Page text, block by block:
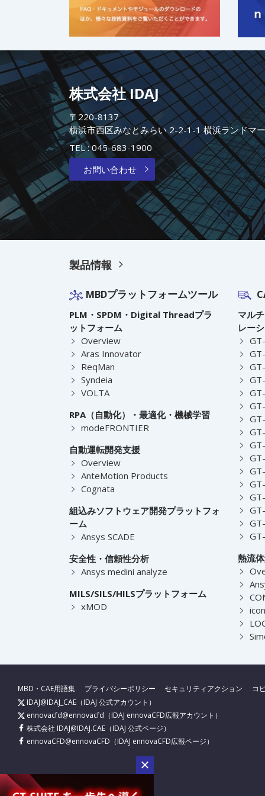
株式会社 IDAJ
〒220-8137
横浜市西区みなとみらい 2-2-1-1 横浜ランドマ
TEL :045-683-1900
お問い合わせ
製品情報
MBDプラットフォームツール
PLM・SPDM・Digital Threadプラ
ットフォーム
Overview
Aras Innovator
ReqMan
Syndeia
VOLTA
RPA（自動化）・最適化・機械学習
modeFRONTIER
自動運転開発支援
Overview
AnteMotion Products
Cognata
組込みソフトウェア開発プラットフォ
ーム
Ansys SCADE
安全性・信頼性分析
Ansys medini analyze
MILS/SILS/HILSプラットフォーム
xMOD
マル
レー
熱流
MBD・CAE用語集 プライバシーポリシー セキュリティアクション
コ
IDAJ@IDAJ_CAE （IDAJ 公式アカウント）
ennovacfd@ennovacfd （IDAJ ennovaCFD広報アカウント）
株式会社 IDAJ@IDAJ.CAE （IDAJ 公式ページ）
ennovaCFD@ennovaCFD （IDAJ ennovaCFD広報ページ）